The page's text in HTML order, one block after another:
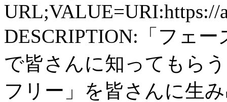
URL;VALUE=URI:https://
DESCRIPTION:「フェ
で皆さんに知ってもら
フリー」を皆さんに生